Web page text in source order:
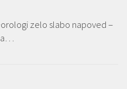
zelo slabo napoved –